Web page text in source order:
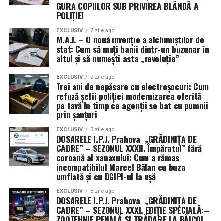
spulberate de DGIPI, care a blocat concursul pentru
șefie până în august 2026, lăsând „caracatița” să
tremure sub spectrul dosarelor DIICOT.
În acest peisaj dezolant, agentulTudor Alexandru
reprezintă viitorul „strălucit” al sistemului. Cu un
pedigree infracțional de invidiat – tatăl polițist spăgar
dat afară și reîncadrat prin „minuni”, mama salvată de
dosare de delapidare – mezinul Tudor aplică ce a învățat
acasă: îngroapă dosarele colegilor incomozi sub preșul
influențelor locale, în timp ce restul „grădiniței” se
ocupă cu amanetarea laptopurilor de serviciu la
Câmpina.
„Iuda” de Prahova și nota 6 la
trădare: Când nici linsul clanțelor nu
te mai salvează
GURA COPIILOR SUB PRIVIREA BLÂNDĂ A
POLIȚIEI
EXCLUSIV 2 zile ago
M.A.I. – O nouă invenție a alchimiștilor de
stat: Cum să muți banii dintr-un buzunar în
altul și să numești asta „revoluție”
EXCLUSIV 2 zile ago
Trei ani de nepăsare cu electroșocuri: Cum
refuză șefii poliției modernizarea oferită
pe tavă în timp ce agenții se bat cu pumnii
prin șanțuri
EXCLUSIV 3 zile ago
DOSARELE I.P.J. Prahova „GRĂDINIȚA DE
CADRE” – SEZONUL XXXII. Împăratul” fără
coroană al xanaxului: Cum a rămas
incompatibilul Marcel Bălan cu buza
umflată și cu DGIPI-ul la ușă
EXCLUSIV 3 zile ago
DOSARELE I.P.J. Prahova „GRĂDINIȚA DE
CADRE” – SEZONUL XXXI. EDIȚIE SPECIALĂ:–